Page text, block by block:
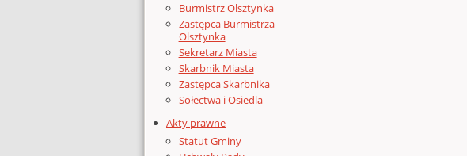
Burmistrz Olsztynka
Zastępca Burmistrza
Olsztynka
Sekretarz Miasta
Skarbnik Miasta
Zastępca Skarbnika
Sołectwa i Osiedla
Akty prawne
Statut Gminy